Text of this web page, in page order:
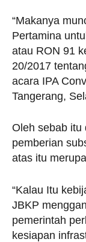
“Makanya
Pertamina
atau RON 91
20/2017
acara IPA
Tangerang,
Oleh sebab itu
pemberian
atas itu
“Kalau Itu
JBKP
pemerintah
kesiapan